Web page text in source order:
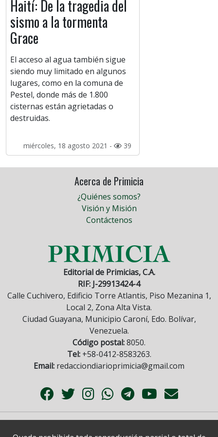
Haití: De la tragedia del
sismo a la tormenta
Grace
El acceso al agua también sigue
siendo muy limitado en algunos
lugares, como en la comuna de
Pestel, donde más de 1.800
cisternas están agrietadas o
destruidas.
miércoles, 18 agosto 2021 - 39
Acerca de Primicia
¿Quiénes somos?
Visión y Misión
Contáctenos
Editorial de Primicias, C.A.
RIF: J-29913424-4
Calle Cuchivero, Edificio Torre Atlantis, Piso Mezanina 1,
Local 2, Zona Alta Vista.
Ciudad Guayana, Municipio Caroní, Edo. Bolívar,
Venezuela.
Código postal:8050.
Tel:+58-0412-8583263.
Email: redacciondiarioprimicia@gmail.com